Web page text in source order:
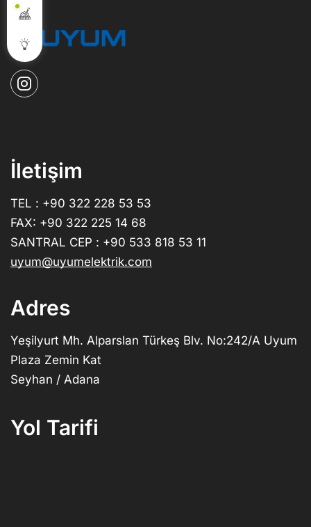
İletişim
TEL : +90 322 228 53 53
FAX: +90 322 225 14 68
SANTRAL CEP : +90 533 818 53 11
uyum@uyumelektrik.com
Adres
Yeşilyurt Mh. Alparslan Türkeş Blv. No:242/A Uyum
Plaza Zemin Kat
Seyhan / Adana
Yol Tarifi